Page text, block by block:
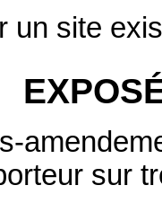
un site
sur